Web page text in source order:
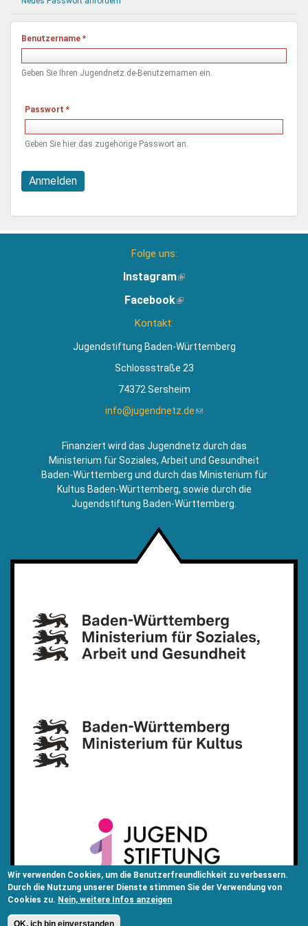
Wir verwenden Cookies, um die Benutzerfreundlichkeit zu verbessern.
Durch die Nutzung unserer Dienste stimmen Sie der Verwendung von
Cookies zu. Nein, weitere Infos anzeigen
OK, ich bin einverstanden
Demokratie & Beteiligung
Benutzername *
Geben Sie Ihren Jugendnetz.de-Benutzernamen ein.
Passwort *
Geben Sie hier das zugehörige Passwort an.
Anmelden
Folge uns:
Instagram(Link
extern)
Facebook(Link
Kontakt:
Jugendstiftung Baden-Württemberg
Schlossstraße 23
74372 Sersheim
info@jugendnetz.de(Link
Mail)
Finanziert wird das Jugendnetz durch das
Ministerium für Soziales, Arbeit und Gesundheit
Baden-Württemberg und durch das Ministerium für
Kultus Baden-Württemberg, sowie durch die
Jugendstiftung Baden-Württemberg.